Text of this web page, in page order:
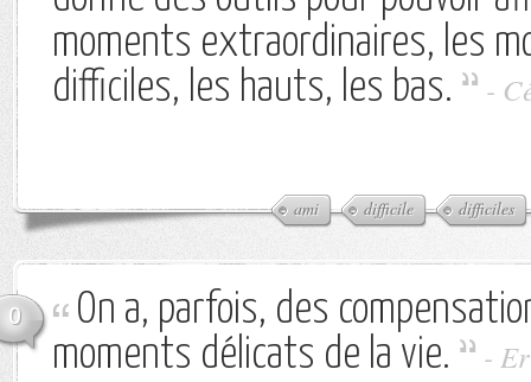
moments extraordinaires, les
difficiles, les hauts, les bas.
-
ami difficile difficiles
0
On a, parfois, des
moments délicats de la vie.
-